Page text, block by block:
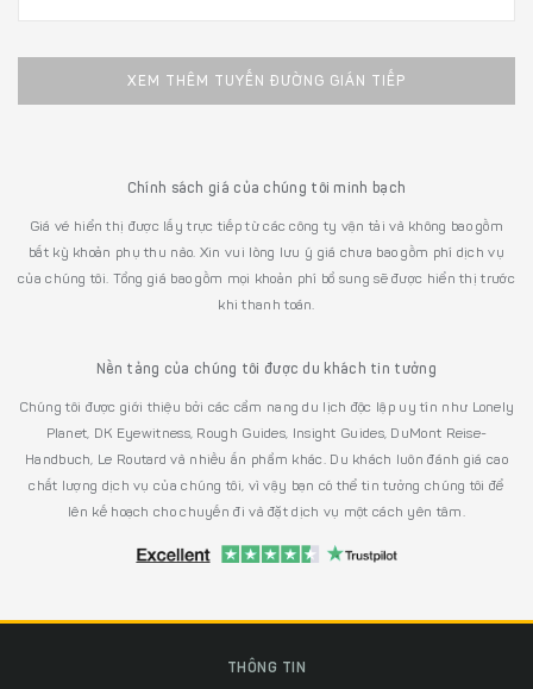
XEM THÊM TUYẾN ĐƯỜNG GIÁN TIẾP
Chính sách giá của chúng tôi minh bạch
Giá vé hiển thị được lấy trực tiếp từ các công ty vận tải và không bao gồm
bất kỳ khoản phụ thu nào. Xin vui lòng lưu ý giá chưa bao gồm phí dịch vụ
của chúng tôi. Tổng giá bao gồm mọi khoản phí bổ sung sẽ được hiển thị trước
khi thanh toán.
Nền tảng của chúng tôi được du khách tin tưởng
Chúng tôi được giới thiệu bởi các cẩm nang du lịch độc lập uy tín như Lonely
Planet, DK Eyewitness, Rough Guides, Insight Guides, DuMont Reise-
Handbuch, Le Routard và nhiều ấn phẩm khác. Du khách luôn đánh giá cao
chất lượng dịch vụ của chúng tôi, vì vậy bạn có thể tin tưởng chúng tôi để
lên kế hoạch cho chuyến đi và đặt dịch vụ một cách yên tâm.
THÔNG TIN